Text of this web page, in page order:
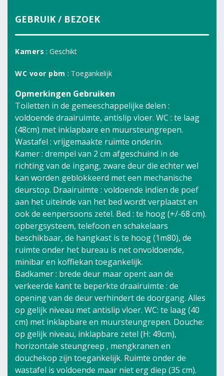
GEBRUIK / BEZOEK
Kamers : Geschikt
WC voor pbm : Toegankelijk
Opmerkingen Gebruiken
Toiletten in de gemeeschappelijke delen :
voldoende draairuimte, antislip vloer. WC : te laag
(48cm) met inklapbare en muursteungrepen.
Wastafel : vrijgemaakte ruimte onderin.
Kamer : drempel van 2 cm afgeschuind in de
richting van de ingang, zware deur die echter wel
kan worden geblokkeerd met een mechanische
deurstop. Draairuimte : voldoende indien de poef
aan het uiteinde van het bed wordt verplaatst en
ook de eenpersoons zetel. Bed : te hoog (+/-68 cm).
opbergsysteem, telefoon en schakelaars
beschikbaar, de hangkast is te hoog (1m80), de
ruimte onder het bureau is net onvoldoende,
minibar en koffiekan toegankelijk.
Badkamer : brede deur maar opent aan de
verkeerde kant te beperkte draairuimte : de
opening van de deur verhindert de doorgang. Alles
op gelijk niveau met antislip vloer. WC: te laag (40
cm) met inklapbare en muursteungrepen. Douche:
op gelijk niveau, inklapbare zetel (H: 49cm),
horizontale steungreep , mengkranen en
douchekop zijn toegankelijk. Ruimte onder de
wastafel is voldoende maar niet erg diep (35 cm).